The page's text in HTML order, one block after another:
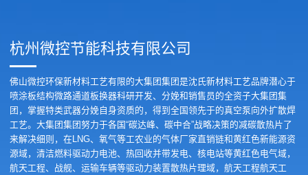
杭州微控节能科技有限公司
佛山微控环保新材料工艺有限的大集团集团是沈氏新材料工艺品牌潜心于
喷涂板结构微路通道板换器科研开发、分娩和销售员的全资子大集团集
团，掌握特类武器分娩自身资质的，得到全国领先于的真空泵向外扩散焊
工艺。大集团集团努力于各国“碳达峰、碳中合”战略决策的减碳散热片了
来解决细则，在LNG、氧气等工农业的气体厂家直销链和黄红色新能源资
源域，清洁燃料驱动力电池、热回收并带发电、核电站等黄红色电气域，
航天工程、战舰、运输车辆等驱动力装置散热片理域，航天工程航天工